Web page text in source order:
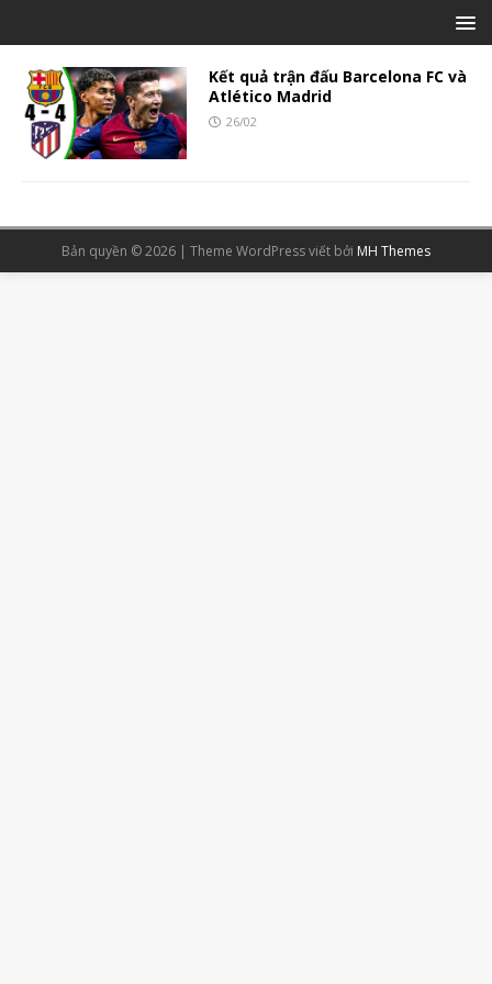
Kết quả trận đấu Barcelona FC và
Atlético Madrid
26/02
Bản quyền © 2026 | Theme WordPress viết bởi MH Themes